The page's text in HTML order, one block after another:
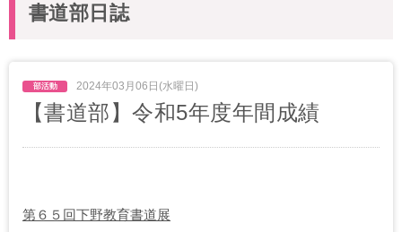
書道部日誌
2024年03月06日(水曜日)
【書道部】令和5年度年間成績
第６５回下野教育書道展